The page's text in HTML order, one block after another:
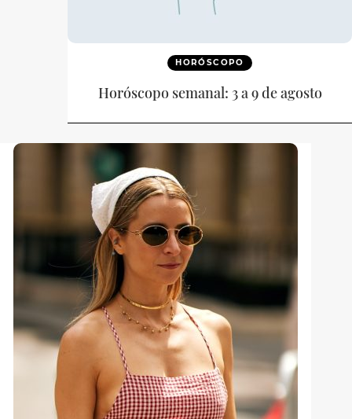
HORÓSCOPO
Horóscopo semanal: 3 a 9 de agosto